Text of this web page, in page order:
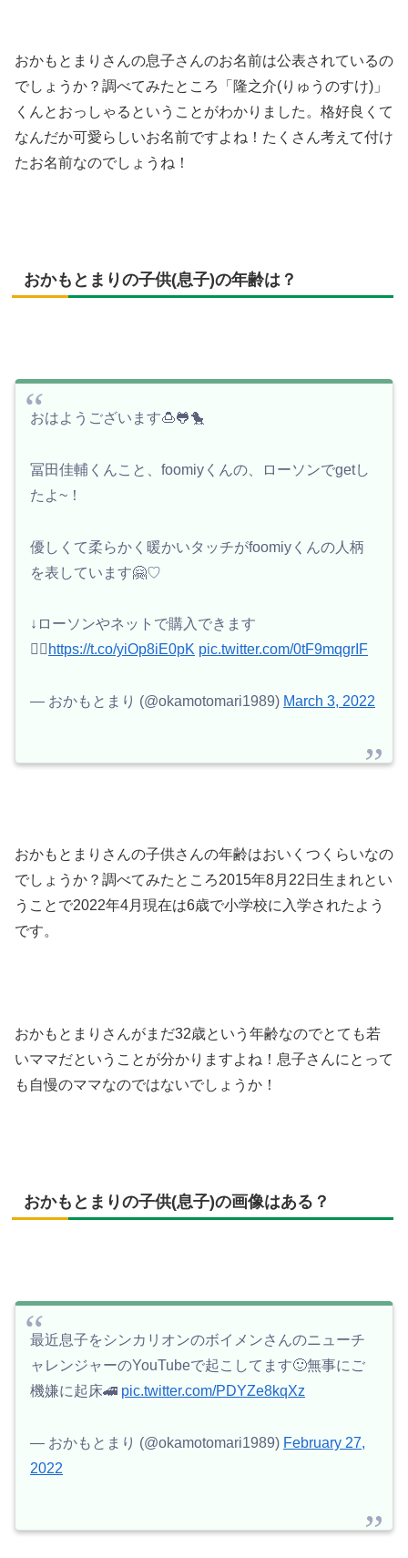
おかもとまりさんの息子さんのお名前は公表されているの
でしょうか？調べてみたところ「隆之介(りゅうのすけ)」
くんとおっしゃるということがわかりました。格好良くて
なんだか可愛らしいお名前ですよね！たくさん考えて付け
たお名前なのでしょうね！
おかもとまりの子供(息子)の年齢は？
おはようございます🍮🐸🐤
冨田佳輔くんこと、foomiyくんの、ローソンでgetし
たよ~！
優しくて柔らかく暖かいタッチがfoomiyくんの人柄
を表しています🤗♡
↓ローソンやネットで購入できます
🙆‍♀️ https://t.co/yiOp8iE0pK pic.twitter.com/0tF9mqgrIF
— おかもとまり (@okamotomari1989) March 3, 2022
おかもとまりさんの子供さんの年齢はおいくつくらいなの
でしょうか？調べてみたところ2015年8月22日生まれとい
うことで2022年4月現在は6歳で小学校に入学されたよう
です。
おかもとまりさんがまだ32歳という年齢なのでとても若
いママだということが分かりますよね！息子さんにとって
も自慢のママなのではないでしょうか！
おかもとまりの子供(息子)の画像はある？
最近息子をシンカリオンのボイメンさんのニューチ
ャレンジャーのYouTubeで起こしてます🙂無事にご
機嫌に起床🚄 pic.twitter.com/PDYZe8kqXz
— おかもとまり (@okamotomari1989) February 27,
2022